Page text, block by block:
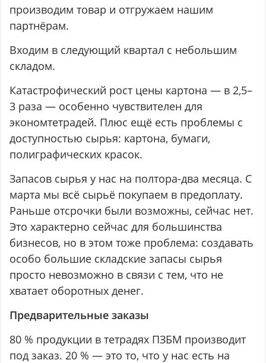
производим товар и отгружаем нашим
партнёрам.
Входим в следующий квартал с небольшим
складом.
Катастрофический рост цены картона — в 2,5–
3 раза — особенно чувствителен для
экономтетрадей. Плюс ещё есть проблемы с
доступностью сырья: картона, бумаги,
полиграфических красок.
Запасов сырья у нас на полтора-два месяца. С
марта мы всё сырьё покупаем в предоплату.
Раньше отсрочки были возможны, сейчас нет.
Это характерно сейчас для большинства
бизнесов, но в этом тоже проблема: создавать
особо большие складские запасы сырья
просто невозможно в связи с тем, что не
хватает оборотных денег.
Предварительные заказы
80 % продукции в тетрадях ПЗБМ производит
под заказ. 20 % — это то, что у нас есть на